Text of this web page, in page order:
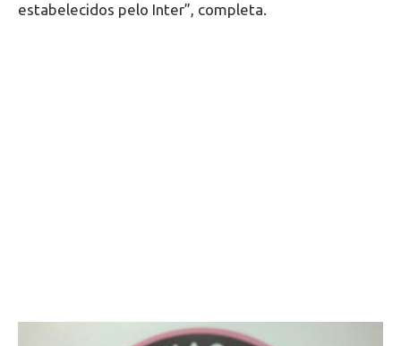
estabelecidos pelo Inter”, completa.